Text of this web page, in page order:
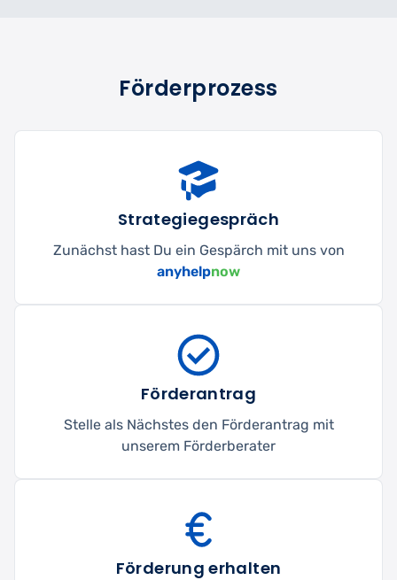
Förderprozess
Strategiegespräch
Zunächst hast Du ein Gespärch mit uns von
anyhelpnow
Förderantrag
Stelle als Nächstes den Förderantrag mit
unserem Förderberater
Förderung erhalten